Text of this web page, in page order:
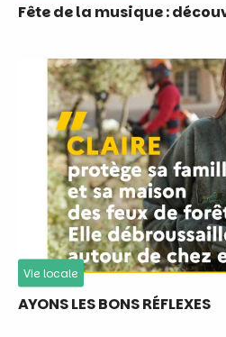
Fête de la musique :
Vie locale
AYONS LES BONS RÉFLEXES